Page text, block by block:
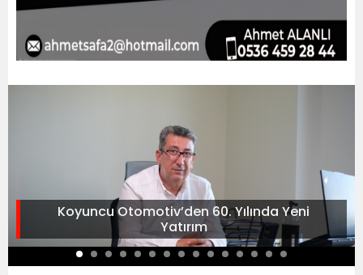
Koyuncu Otomotiv’den 60. Yılında Yeni
Yatırım